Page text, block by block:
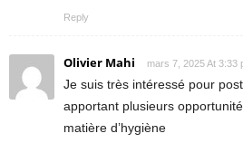
Reply
Olivier Mahi mars 7, 2025 At 3:33
Je suis très intéressé pour
apportant plusieurs
matière d’hygiène